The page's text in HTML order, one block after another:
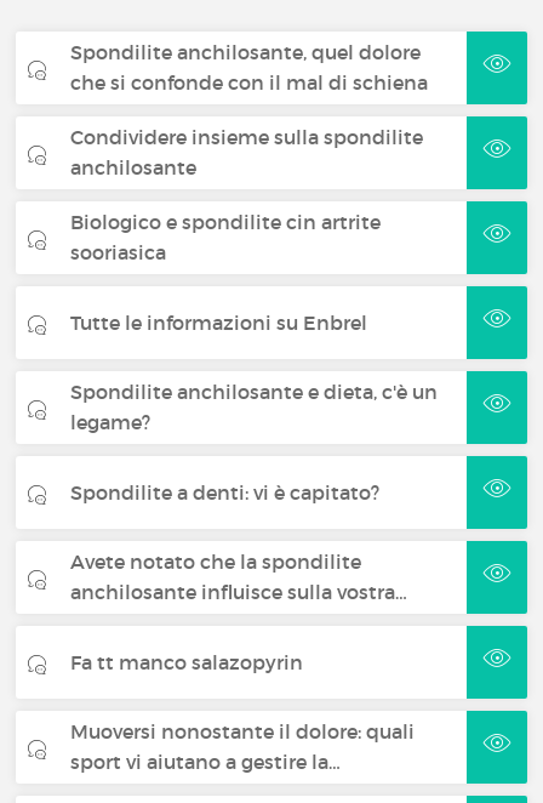
Spondilite anchilosante, quel dolore
che si confonde con il mal di schiena
Condividere insieme sulla spondilite
anchilosante
Biologico e spondilite cin artrite
sooriasica
Tutte le informazioni su Enbrel
Spondilite anchilosante e dieta, c'è un
legame?
Spondilite a denti: vi è capitato?
Avete notato che la spondilite
anchilosante influisce sulla vostra…
Fa tt manco salazopyrin
Muoversi nonostante il dolore: quali
sport vi aiutano a gestire la…